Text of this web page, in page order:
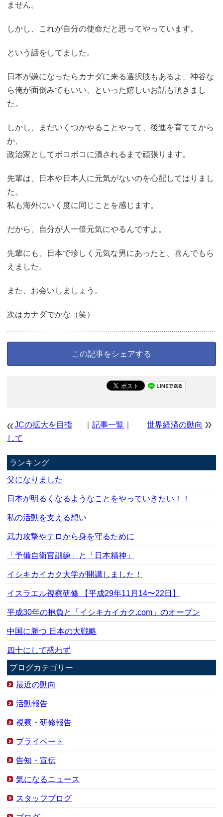
ません。
しかし、これが自分の使命だと思ってやっています。
という話をしてました。
日本が嫌になったらカナダに来る選択肢もあるよ、神谷な
ら俺が面倒みてもいい、といった嬉しいお話も頂きまし
た。
しかし、まだいくつかやることやって、後進を育ててから
か、
政治家としてボコボコに潰されるまで頑張ります。
先輩は、日本や日本人に元気がないのを心配してはりまし
た。
私も海外にいく度に同じことを感じます。
だから、自分が人一倍元気にやるんですよ。
先輩にも、日本で珍しく元気な男にあったと、喜んでもら
えました。
また、お会いしましょう。
次はカナダでかな（笑）
この記事をシェアする
世界経済の動向
｜記事一覧
JCの拡大を目指
して
ランキング
父になりました
日本が明るくなるようなことをやっていきたい！！
私の活動を支える想い
武力攻撃やテロから身を守るために
「予備自衛官訓練」と「日本精神」
イシキカイカク大学が開講しました！
イスラエル視察研修 【平成29年11月14〜22日】
平成30年の抱負と「イシキカイカク.com」のオープン
中国に勝つ 日本の大戦略
四十にして惑わず
ブログカテゴリー
最近の動向
活動報告
視察・研修報告
プライベート
告知・宣伝
気になるニュース
スタッフブログ